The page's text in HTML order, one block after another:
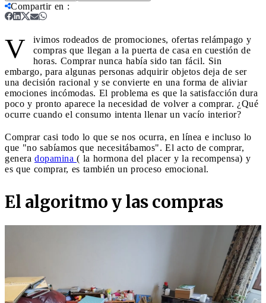
Compartir en :
V
ivimos rodeados de promociones, ofertas relámpago y
compras que llegan a la puerta de casa en cuestión de
horas. Comprar nunca había sido tan fácil. Sin
embargo, para algunas personas adquirir objetos deja de ser
una decisión racional y se convierte en una forma de aliviar
emociones incómodas. El problema es que la satisfacción dura
poco y pronto aparece la necesidad de volver a comprar. ¿Qué
ocurre cuando el consumo intenta llenar un vacío interior?
Comprar casi todo lo que se nos ocurra, en línea e incluso lo
que "no sabíamos que necesitábamos". El acto de comprar,
genera dopamina ( la hormona del placer y la recompensa) y
es que comprar, es también un proceso emocional.
El algoritmo y las compras